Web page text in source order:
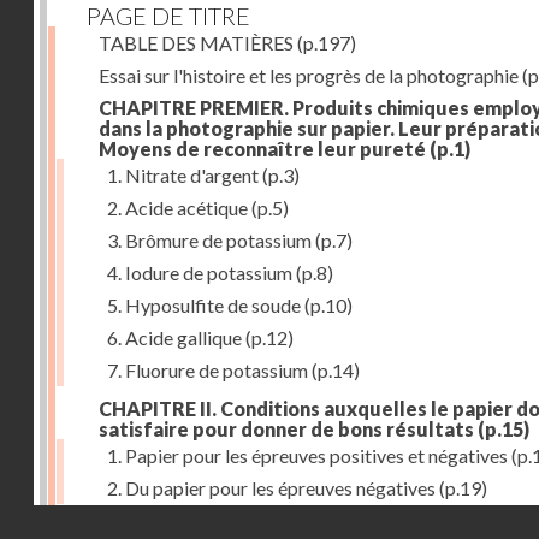
PAGE DE TITRE
TABLE DES MATIÈRES (p.197)
Essai sur l'histoire et les progrès de la photographie
CHAPITRE PREMIER. Produits chimiques
dans la photographie sur papier. Leur
Moyens de reconnaître leur pureté (p.1)
1. Nitrate d'argent(p.3)
2. Acide acétique(p.5)
3. Brômure de potassium(p.7)
4. Iodure de potassium(p.8)
5. Hyposulfite de soude(p.10)
6. Acide gallique(p.12)
7. Fluorure de potassium(p.14)
CHAPITRE II. Conditions auxquelles le papier
satisfaire pour donner de bons résultats (p.15)
1. Papier pour les épreuves positives et négatives
2. Du papier pour les épreuves négatives (p.19)